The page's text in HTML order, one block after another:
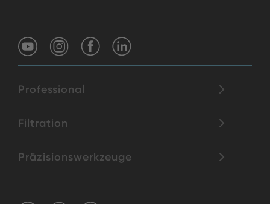
Professional
Filtration
Präzisionswerkzeuge